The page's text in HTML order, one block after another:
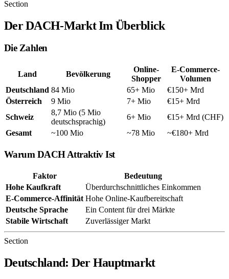
Section
Der DACH-Markt Im Überblick
Die Zahlen
Land Bevölkerung
Online-
Shopper
E-Commerce-
Volumen
Deutschland 84 Mio 65+ Mio
€150+ Mrd
Österreich
9 Mio 7+ Mio
€15+ Mrd
Schweiz
8,7 Mio (5 Mio
deutschsprachig)
6+ Mio
€15+ Mrd (CHF)
Gesamt
~100 Mio ~78 Mio ~€180+ Mrd
Warum DACH Attraktiv Ist
Faktor
Bedeutung
Hohe Kaufkraft
Überdurchschnittliches Einkommen
E-Commerce-Affinität Hohe Online-Kaufbereitschaft
Deutsche Sprache
Ein Content für drei Märkte
Stabile Wirtschaft
Zuverlässiger Markt
Section
Deutschland: Der Hauptmarkt